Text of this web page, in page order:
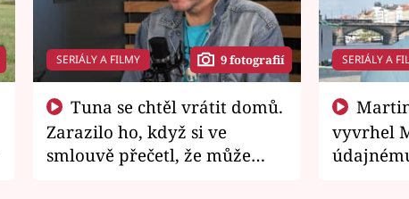
SERIÁLY A FILMY 9 fotografií
Zarazilo ho, když si ve
smlouvě přečetl, že může
SERIÁLY A
vyvrhel